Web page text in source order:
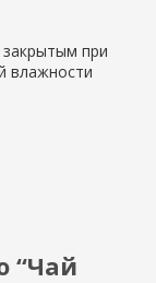
при
влажности
“Чай